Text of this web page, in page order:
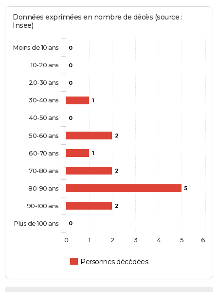
Données exprimées en nombre de décès (source :
Insee)
0
0
0
1
0
2
1
2
5
2
0
Personnes décédées
Moins de 10 ans
10-20 ans
20-30 ans
30-40 ans
40-50 ans
50-60 ans
60-70 ans
70-80 ans
80-90 ans
90-100 ans
Plus de 100 ans
0 1 2 3 4 5 6